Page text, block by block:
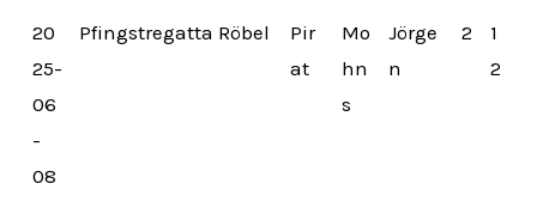
20
25-
06
-
08
Pfingstregatta Röbel
Pir
at
Mo
hn
s
Jörge
n
2
1
2